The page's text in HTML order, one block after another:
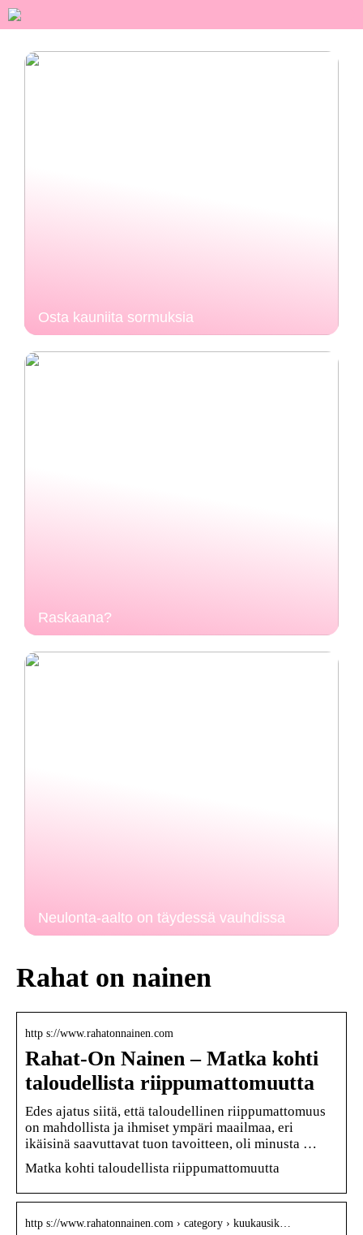
Osta kauniita sormuksia
Raskaana?
Neulonta-aalto on täydessä vauhdissa
Rahat on nainen
http s://www.rahatonnainen.com
Rahat-On Nainen – Matka kohti
taloudellista riippumattomuutta
Edes ajatus siitä, että taloudellinen riippumattomuus
on mahdollista ja ihmiset ympäri maailmaa, eri
ikäisinä saavuttavat tuon tavoitteen, oli minusta …
Matka kohti taloudellista riippumattomuutta
http s://www.rahatonnainen.com › category › kuukausik…